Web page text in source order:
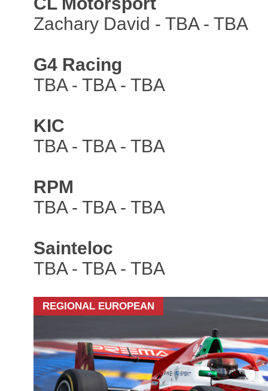
Zachary David - TBA - TBA
G4 Racing
TBA - TBA - TBA
KIC
TBA - TBA - TBA
RPM
TBA - TBA - TBA
Sainteloc
TBA - TBA - TBA
REGIONAL EUROPEAN